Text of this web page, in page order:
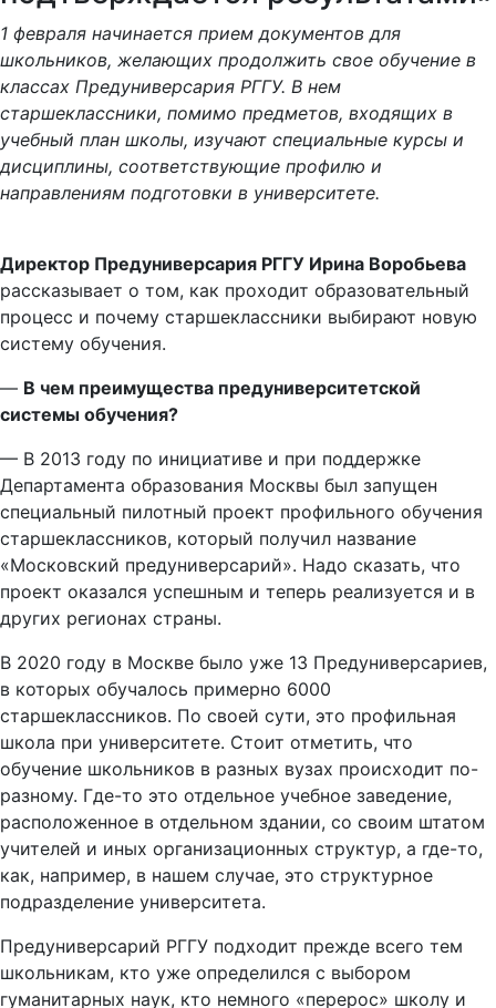
1 февраля начинается прием документов для
школьников, желающих продолжить свое обучение в
классах Предуниверсария РГГУ. В нем
старшеклассники, помимо предметов, входящих в
учебный план школы, изучают специальные курсы и
дисциплины, соответствующие профилю и
направлениям подготовки в университете.
Директор Предуниверсария РГГУ Ирина Воробьева
рассказывает о том, как проходит образовательный
процесс и почему старшеклассники выбирают новую
систему обучения.
— В чем преимущества предуниверситетской
системы обучения?
— В 2013 году по инициативе и при поддержке
Департамента образования Москвы был запущен
специальный пилотный проект профильного обучения
старшеклассников, который получил название
«Московский предуниверсарий». Надо сказать, что
проект оказался успешным и теперь реализуется и в
других регионах страны.
В 2020 году в Москве было уже 13 Предуниверсариев,
в которых обучалось примерно 6000
старшеклассников. По своей сути, это профильная
школа при университете. Стоит отметить, что
обучение школьников в разных вузах происходит по-
разному. Где-то это отдельное учебное заведение,
расположенное в отдельном здании, со своим штатом
учителей и иных организационных структур, а где-то,
как, например, в нашем случае, это структурное
подразделение университета.
Предуниверсарий РГГУ подходит прежде всего тем
школьникам, кто уже определился с выбором
гуманитарных наук, кто немного «перерос» школу и